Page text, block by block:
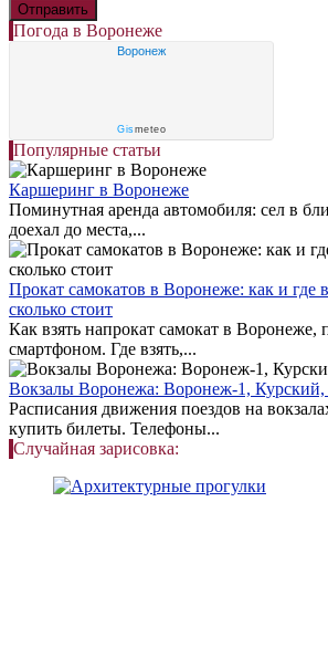
Погода в Воронеже
Воронеж
Gismeteo
Популярные статьи
Каршеринг в Воронеже
Поминутная аренда автомобиля: сел в
доехал до места,...
Прокат самокатов в Воронеже: как и где
сколько стоит
Как взять напрокат самокат в Воронеже,
смартфоном. Где взять,...
Вокзалы Воронежа: Воронеж-1, Курский,
Расписания движения поездов на
купить билеты. Телефоны...
Случайная зарисовка: